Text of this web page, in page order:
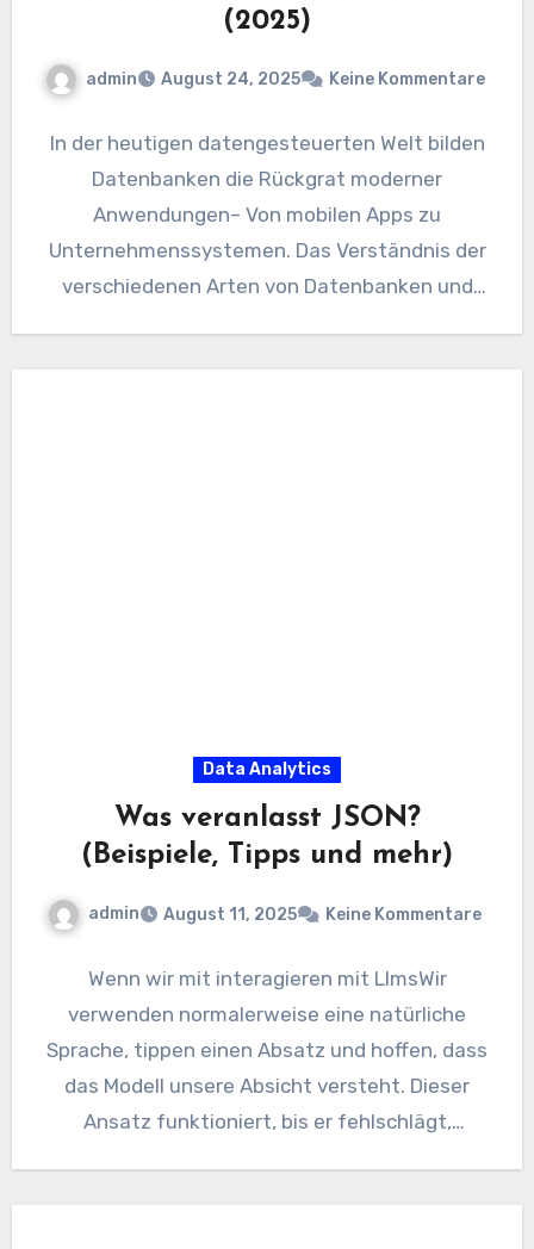
(2025)
admin August 24, 2025 Keine Kommentare
In der heutigen datengesteuerten Welt bilden
Datenbanken die Rückgrat moderner
Anwendungen– Von mobilen Apps zu
Unternehmenssystemen. Das Verständnis der
verschiedenen Arten von Datenbanken und
Data Analytics
Was veranlasst JSON?
(Beispiele, Tipps und mehr)
admin August 11, 2025 Keine Kommentare
Wenn wir mit interagieren mit LlmsWir
verwenden normalerweise eine natürliche
Sprache, tippen einen Absatz und hoffen, dass
das Modell unsere Absicht versteht. Dieser
Ansatz funktioniert, bis er fehlschlägt,